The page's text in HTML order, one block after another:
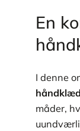
En
I denne
måder,